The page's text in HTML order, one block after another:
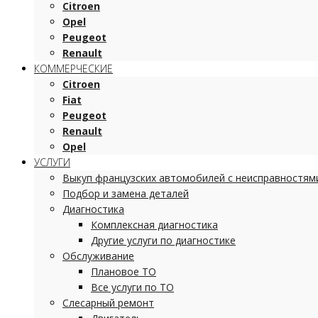
Citroen
Opel
Peugeot
Renault
КОММЕРЧЕСКИЕ
Citroen
Fiat
Peugeot
Renault
Opel
УСЛУГИ
Выкуп французских автомобилей с
Подбор и замена деталей
Диагностика
Комплексная диагностика
Другие услуги по диагностике
Обслуживание
Плановое ТО
Все услуги по ТО
Слесарный ремонт